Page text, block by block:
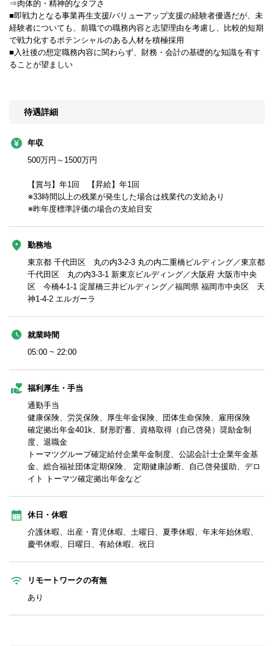
⇒肉体的・精神的なタフさ
■即戦力となる事業再生支援/バリューアップ支援の経験者優遇だが、未
経験者についても、前職での職務内容と志望理由を考慮し、比較的短期
で戦力化するポテンシャルのある人材を積極採用
■入社後の想定職務内容に関わらず、財務・会計の基礎的な知識を有す
ることが望ましい
待遇詳細
年収
500万円～1500万円
【賞与】年1回 【昇給】年1回
※33時間以上の残業が発生した場合は残業代の支給あり
※昨年度標準評価の場合の支給目安
勤務地
東京都 千代田区 丸の内3-2-3 丸の内二重橋ビルディング／東京都
千代田区 丸の内3-3-1 新東京ビルディング／大阪府 大阪市中央
区 今橋4-1-1 淀屋橋三井ビルディング／福岡県 福岡市中央区 天
神1-4-2 エルガーラ
就業時間
05:00 ~ 22:00
福利厚生・手当
通勤手当
健康保険、労災保険、厚生年金保険、団体生命保険、雇用保険
確定拠出年金401k、財形貯蓄、資格取得（自己啓発）奨励金制
度、退職金
トーマツグループ確定給付企業年金制度、公認会計士企業年金基
金、総合福祉団体定期保険、 定期健康診断、自己啓発援助、デロ
イト トーマツ確定拠出年金など
休日・休暇
介護休暇、出産・育児休暇、土曜日、夏季休暇、年末年始休暇、
慶弔休暇、日曜日、有給休暇、祝日
リモートワークの有無
あり